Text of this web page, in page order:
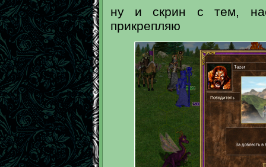
ну и скрин с тем,
прикрепляю